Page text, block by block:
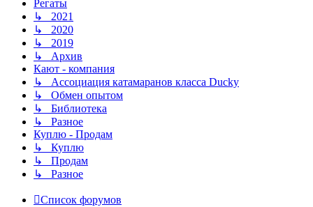
Регаты
↳ 2021
↳ 2020
↳ 2019
↳ Архив
Кают - компания
↳ Ассоциация катамаранов класса Ducky
↳ Обмен опытом
↳ Библиотека
↳ Разное
Куплю - Продам
↳ Куплю
↳ Продам
↳ Разное
Список форумов